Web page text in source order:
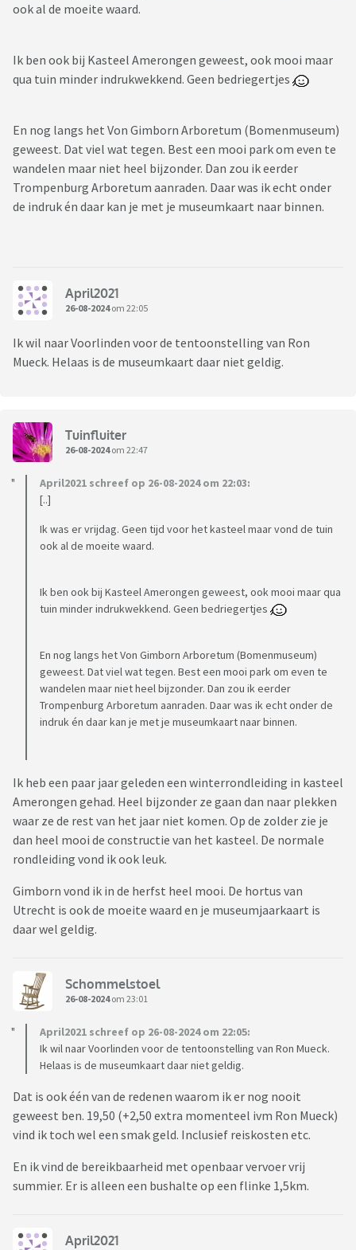
ook al de moeite waard.
Ik ben ook bij Kasteel Amerongen geweest, ook mooi maar
qua tuin minder indrukwekkend. Geen bedriegertjes
En nog langs het Von Gimborn Arboretum (Bomenmuseum)
geweest. Dat viel wat tegen. Best een mooi park om even te
wandelen maar niet heel bijzonder. Dan zou ik eerder
Trompenburg Arboretum aanraden. Daar was ik echt onder
de indruk én daar kan je met je museumkaart naar binnen.
April2021
26-08-2024om 22:05
Ik wil naar Voorlinden voor de tentoonstelling van Ron
Mueck. Helaas is de museumkaart daar niet geldig.
Tuinfluiter
26-08-2024om 22:47
April2021 schreef op 26-08-2024 om 22:03:
[..]
Ik was er vrijdag. Geen tijd voor het kasteel maar vond de tuin
ook al de moeite waard.
Ik ben ook bij Kasteel Amerongen geweest, ook mooi maar qua
tuin minder indrukwekkend. Geen bedriegertjes
En nog langs het Von Gimborn Arboretum (Bomenmuseum)
geweest. Dat viel wat tegen. Best een mooi park om even te
wandelen maar niet heel bijzonder. Dan zou ik eerder
Trompenburg Arboretum aanraden. Daar was ik echt onder de
indruk én daar kan je met je museumkaart naar binnen.
Ik heb een paar jaar geleden een winterrondleiding in kasteel
Amerongen gehad. Heel bijzonder ze gaan dan naar plekken
waar ze de rest van het jaar niet komen. Op de zolder zie je
dan heel mooi de constructie van het kasteel. De normale
rondleiding vond ik ook leuk.
Gimborn vond ik in de herfst heel mooi. De hortus van
Utrecht is ook de moeite waard en je museumjaarkaart is
daar wel geldig.
Schommelstoel
26-08-2024om 23:01
April2021 schreef op 26-08-2024 om 22:05:
Ik wil naar Voorlinden voor de tentoonstelling van Ron Mueck.
Helaas is de museumkaart daar niet geldig.
Dat is ook één van de redenen waarom ik er nog nooit
geweest ben. 19,50 (+2,50 extra momenteel ivm Ron Mueck)
vind ik toch wel een smak geld. Inclusief reiskosten etc.
En ik vind de bereikbaarheid met openbaar vervoer vrij
summier. Er is alleen een bushalte op een flinke 1,5km.
April2021